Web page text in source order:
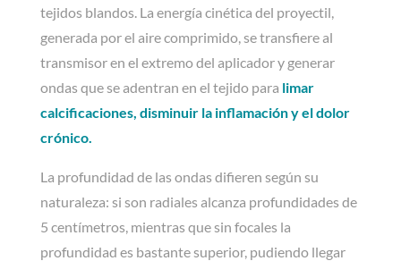
tejidos blandos. La energía cinética del proyectil,
generada por el aire comprimido, se transfiere al
transmisor en el extremo del aplicador y generar
ondas que se adentran en el tejido para limar
calcificaciones, disminuir la inflamación y el dolor
crónico.
La profundidad de las ondas difieren según su
naturaleza: si son radiales alcanza profundidades de
5 centímetros, mientras que sin focales la
profundidad es bastante superior, pudiendo llegar